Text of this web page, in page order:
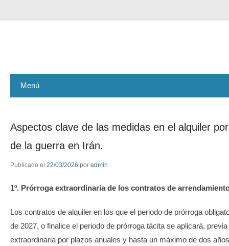
ASEMAR GESTIÓN
Menú
Aspectos clave de las medidas en el alquiler
de la guerra en Irán.
Publicado el 22/03/2026 por admin
1º. Prórroga extraordinaria de los contratos de
Los contratos de alquiler en los que el periodo de prórroga
de 2027, o finalice el periodo de prórroga tácita se aplicará,
extraordinaria por plazos anuales y hasta un máximo de dos